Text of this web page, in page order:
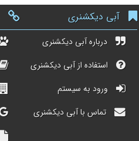
آبی دیکشنری
درباره آبی دیکشنری
استفاده از آبی دیکشنری
ورود به سیستم
تماس با آبی دیکشنری